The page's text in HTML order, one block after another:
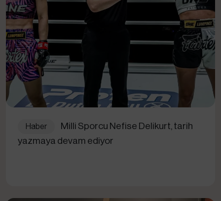
Haber
Milli Sporcu Nefise Delikurt, tarih
yazmaya devam ediyor